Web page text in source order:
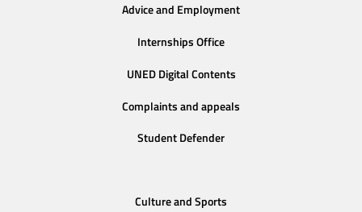
Advice and Employment
Internships Office
UNED Digital Contents
Complaints and appeals
Student Defender
Culture and Sports